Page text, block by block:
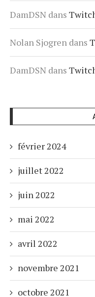
DamDSN dans
Nolan Sjogren dans
DamDSN dans
février 2024
juillet 2022
juin 2022
mai 2022
avril 2022
novembre 2021
octobre 2021